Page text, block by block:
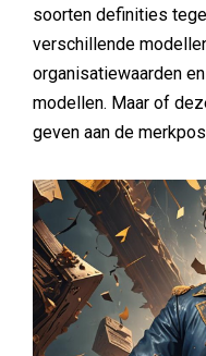
soorten definities
verschillende
organisatiewaarden
modellen. Maar of
geven aan de